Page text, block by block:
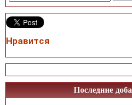
Нравится
Последние